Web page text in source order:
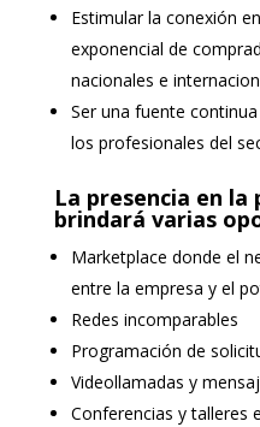
Estimular la conexión
exponencial de
nacionales e
Ser una fuente
los profesionales del
La presencia en
brindará varias
Marketplace donde el
entre la empresa y el
Redes incomparables
Programación de
Videollamadas y
Conferencias y talleres